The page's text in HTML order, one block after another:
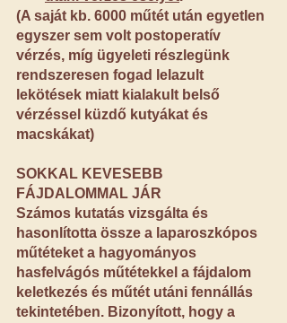
(A saját kb. 6000 műtét után egyetlen
egyszer sem volt postoperatív
vérzés, míg ügyeleti részlegünk
rendszeresen fogad lelazult
lekötések miatt kialakult belső
vérzéssel küzdő kutyákat és
macskákat)
SOKKAL KEVESEBB
FÁJDALOMMAL JÁR
Számos kutatás vizsgálta és
hasonlította össze a laparoszkópos
műtéteket a hagyományos
hasfelvágós műtétekkel a fájdalom
keletkezés és műtét utáni fennállás
tekintetében. Bizonyított, hogy a